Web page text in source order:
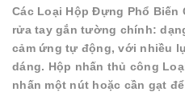
Các Loại Hộp Đựng Phổ
rửa tay gắn tường chính:
cảm ứng tự động, với nhiều
dáng. Hộp nhấn thủ công
nhấn một nút hoặc cần gạt